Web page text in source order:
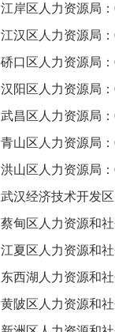
江岸区人力资源局：
江汉区人力资源局：
硚口区人力资源局：
汉阳区人力资源局：
武昌区人力资源局：
青山区人力资源局：
洪山区人力资源局：
武汉经济技术开发
蔡甸区人力资源和
江夏区人力资源和
东西湖人力资源和
黄陂区人力资源和